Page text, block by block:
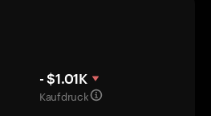
- $1.01K
Kaufdruck